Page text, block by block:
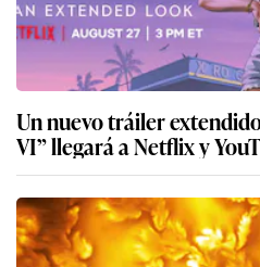
Un nuevo tráiler
VI” llegará a Netflix y